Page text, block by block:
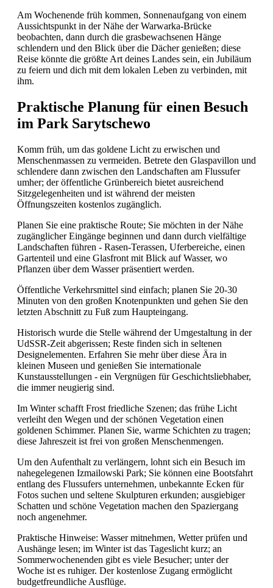
Am Wochenende früh kommen, Sonnenaufgang von einem
Aussichtspunkt in der Nähe der Warwarka-Brücke
beobachten, dann durch die grasbewachsenen Hänge
schlendern und den Blick über die Dächer genießen; diese
Reise könnte die größte Art deines Landes sein, ein Jubiläum
zu feiern und dich mit dem lokalen Leben zu verbinden, mit
ihm.
Praktische Planung für einen Besuch
im Park Sarytschewo
Komm früh, um das goldene Licht zu erwischen und
Menschenmassen zu vermeiden. Betrete den Glaspavillon und
schlendere dann zwischen den Landschaften am Flussufer
umher; der öffentliche Grünbereich bietet ausreichend
Sitzgelegenheiten und ist während der meisten
Öffnungszeiten kostenlos zugänglich.
Planen Sie eine praktische Route; Sie möchten in der Nähe
zugänglicher Eingänge beginnen und dann durch vielfältige
Landschaften führen - Rasen-Terassen, Uferbereiche, einen
Gartenteil und eine Glasfront mit Blick auf Wasser, wo
Pflanzen über dem Wasser präsentiert werden.
Öffentliche Verkehrsmittel sind einfach; planen Sie 20-30
Minuten von den großen Knotenpunkten und gehen Sie den
letzten Abschnitt zu Fuß zum Haupteingang.
Historisch wurde die Stelle während der Umgestaltung in der
UdSSR-Zeit abgerissen; Reste finden sich in seltenen
Designelementen. Erfahren Sie mehr über diese Ära in
kleinen Museen und genießen Sie internationale
Kunstausstellungen - ein Vergnügen für Geschichtsliebhaber,
die immer neugierig sind.
Im Winter schafft Frost friedliche Szenen; das frühe Licht
verleiht den Wegen und der schönen Vegetation einen
goldenen Schimmer. Planen Sie, warme Schichten zu tragen;
diese Jahreszeit ist frei von großen Menschenmengen.
Um den Aufenthalt zu verlängern, lohnt sich ein Besuch im
nahegelegenen Izmailowski Park; Sie können eine Bootsfahrt
entlang des Flussufers unternehmen, unbekannte Ecken für
Fotos suchen und seltene Skulpturen erkunden; ausgiebiger
Schatten und schöne Vegetation machen den Spaziergang
noch angenehmer.
Praktische Hinweise: Wasser mitnehmen, Wetter prüfen und
Aushänge lesen; im Winter ist das Tageslicht kurz; an
Sommerwochenenden gibt es viele Besucher; unter der
Woche ist es ruhiger. Der kostenlose Zugang ermöglicht
budgetfreundliche Ausflüge.